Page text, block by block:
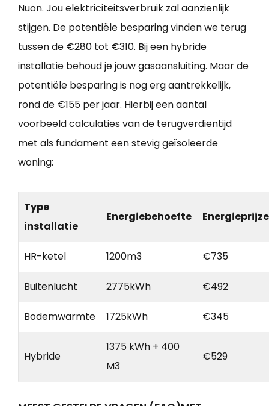
Nuon. Jou elektriciteitsverbruik zal aanzienlijk
stijgen. De potentiële besparing vinden we terug
tussen de €280 tot €310. Bij een hybride
installatie behoud je jouw gasaansluiting. Maar de
potentiële besparing is nog erg aantrekkelijk,
rond de €155 per jaar. Hierbij een aantal
voorbeeld calculaties van de terugverdientijd
met als fundament een stevig geïsoleerde
woning:
Type
installatie
Energiebehoefte
HR-ketel 1200m3 €735
Buitenlucht 2775kWh €492
Bodemwarmte 1725kWh €345
Hybride
1375 kWh + 400
M3
€529